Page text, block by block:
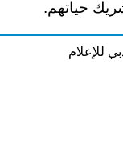
حياتهم.